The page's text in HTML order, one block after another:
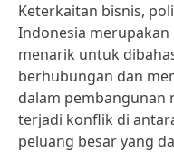
Keterkaitan bisnis,
Indonesia
menarik untuk
berhubungan dan
dalam pembangunan
terjadi konflik di
peluang besar yang